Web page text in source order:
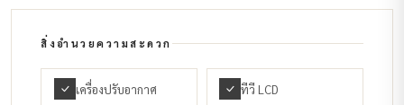
สิ่งอำนวยความสะดวก
เครื่องปรับอากาศ ทีวี LCD